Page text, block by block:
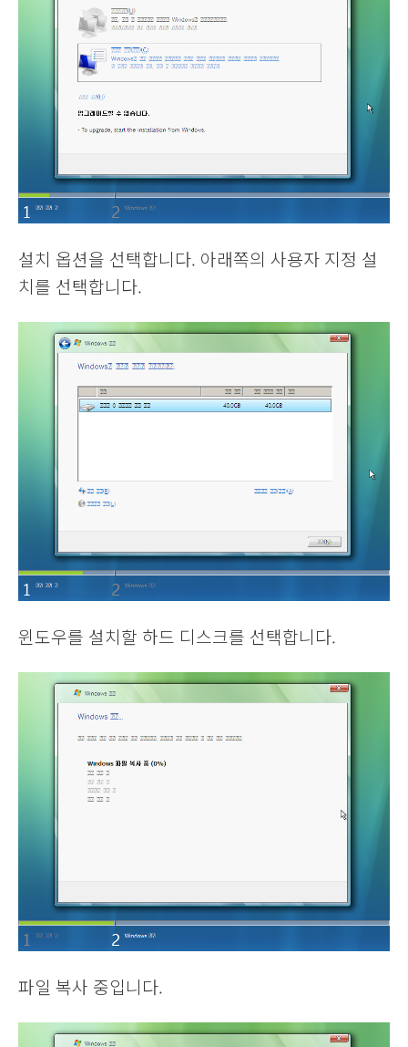
설치 옵션을 선택합니다. 아래쪽의 사용자 지정 설
치를 선택합니다.
윈도우를 설치할 하드 디스크를 선택합니다.
파일 복사 중입니다.